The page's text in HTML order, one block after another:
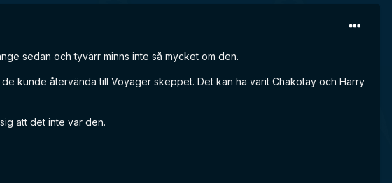
sedan och tyvärr minns inte så mycket om den.
kunde återvända till Voyager skeppet. Det kan ha varit Chakotay och Harry
att det inte var den.